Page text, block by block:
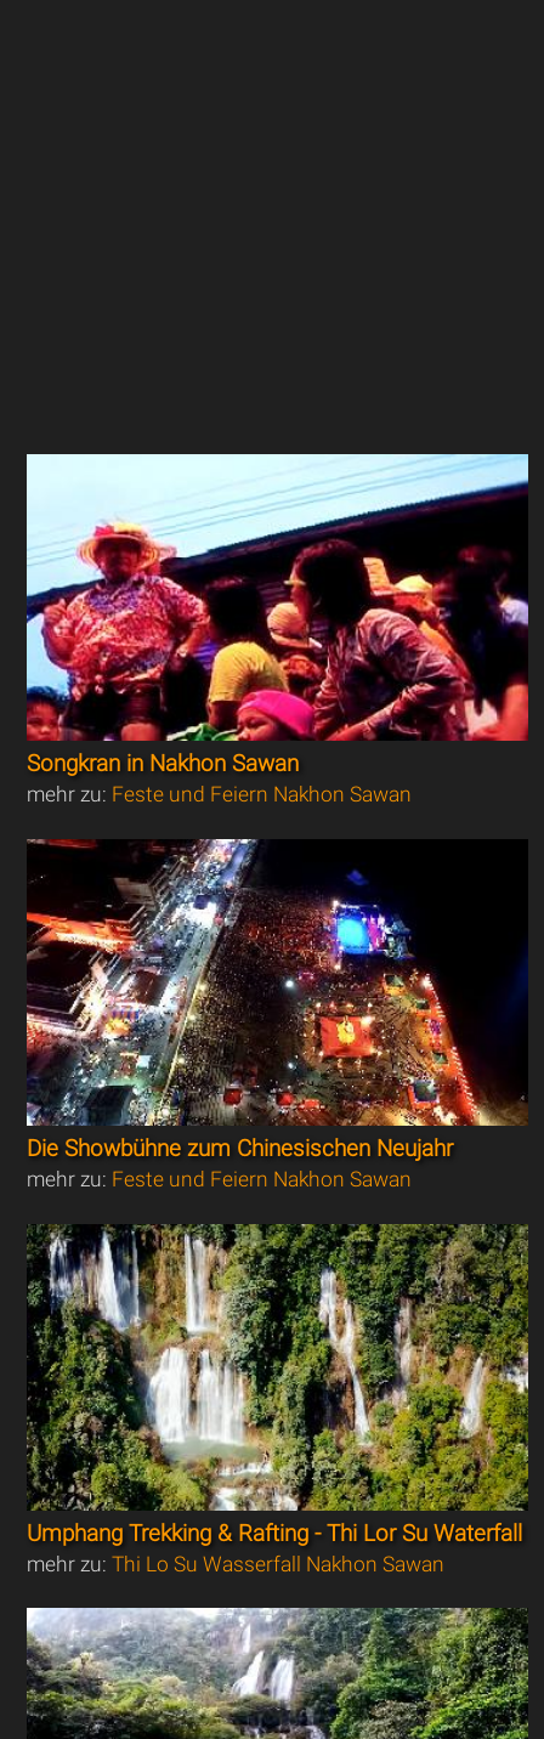
Songkran in Nakhon Sawan
mehr zu: Feste und Feiern Nakhon Sawan
Die Showbühne zum Chinesischen Neujahr
mehr zu: Feste und Feiern Nakhon Sawan
Umphang Trekking & Rafting - Thi Lor Su Waterfall
mehr zu:Thi Lo Su Wasserfall Nakhon Sawan